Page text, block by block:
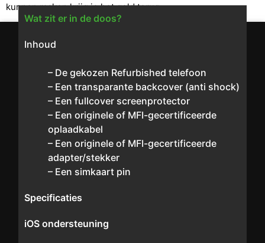
kunnen maken krijg je het geld terug.
Wat zit er in de doos?
Inhoud
– De gekozen Refurbished telefoon
– Een transparante backcover (anti shock)
– Een fullcover screenprotector
– Een originele of MFI-gecertificeerde
oplaadkabel
– Een originele of MFI-gecertificeerde
adapter/stekker
– Een simkaart pin
Specificaties
iOS ondersteuning